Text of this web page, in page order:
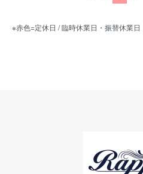
※赤色=定休日 / 臨時休業日・振替休業日